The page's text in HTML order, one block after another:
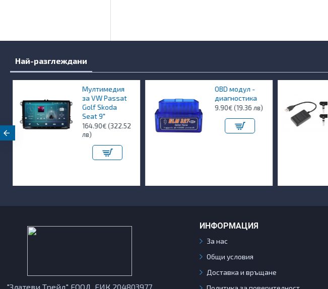
Най-разглеждани
Мултимедия
за VW Passat
Golf Skoda
Seat 9"
164.90€ (322.52
лв)
OBD модул -
диагностика
9.90€ (19.36 лв)
"Златеви Трейд" ЕООД, ЕИК 204803977
ИНФОРМАЦИЯ
За нас
Общи условия
Доставка и връщане